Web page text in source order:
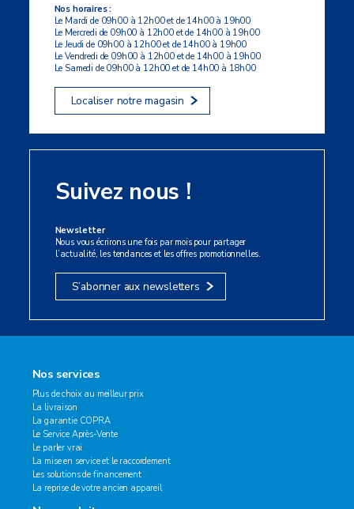
Nos horaires :
Le Mardi de 09h00 à 12h00 et de 14h00 à 19h00
Le Mercredi de 09h00 à 12h00 et de 14h00 à 19h00
Le Jeudi de 09h00 à 12h00 et de 14h00 à 19h00
Le Vendredi de 09h00 à 12h00 et de 14h00 à 19h00
Le Samedi de 09h00 à 12h00 et de 14h00 à 18h00
Localiser notre magasin
Suivez nous !
Newsletter
Nous vous écrirons une fois par mois pour partager
l’actualité, les tendances et les offres promotionnelles.
S’abonner aux newsletters
Nos services
Plus de choix au meilleur prix
La livraison
La garantie COPRA
Le Service Après-Vente
Le parler vrai
La mise en service et le raccordement
Les solutions de financement
La reprise de votre ancien appareil